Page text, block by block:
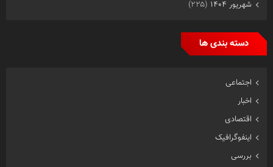
شهریور ۱۴۰۴
(۲۲۵)
دسته بندی ها
اجتماعی
اخبار
اقتصادی
اینفوگرافیک
بررسی